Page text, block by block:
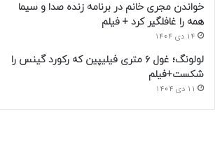
خواندن مجری خانم در برنامه زنده صدا و سیما
همه را غافلگیر کرد + فیلم
14 دی 1404
لولونگ؛ غول ۶ متری فیلیپین که رکورد گینس را
شکست+فیلم
11 دی 1404